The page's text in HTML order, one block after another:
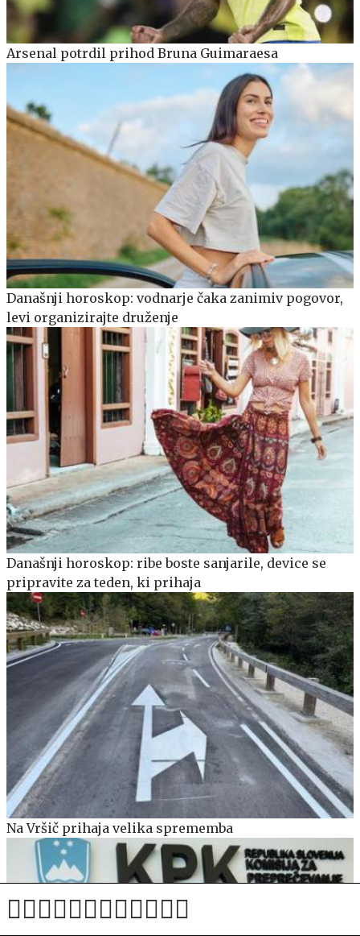
Arsenal potrdil prihod Bruna Guimaraesa
Današnji horoskop: vodnarje čaka zanimiv pogovor,
levi organizirajte druženje
Današnji horoskop: ribe boste sanjarile, device se
pripravite za teden, ki prihaja
Na Vršič prihaja velika sprememba